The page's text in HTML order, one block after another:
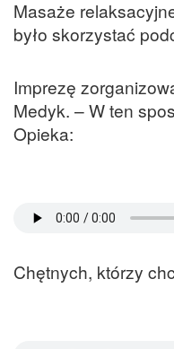
Masaże
było skorzystać
Imprezę
Medyk. – W ten
Opieka:
Chętnych, którzy